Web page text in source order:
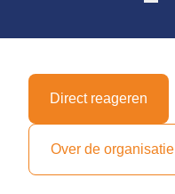
Direct reageren
Over de organisatie